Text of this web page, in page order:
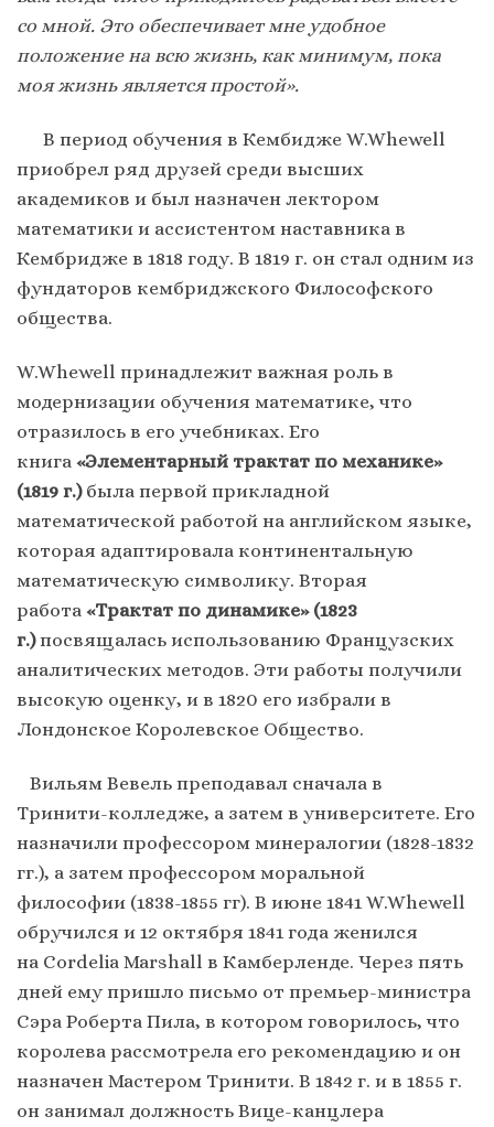
со мной. Это обеспечивает мне удобное
положение на всю жизнь, как минимум, пока
моя жизнь является простой».
В период обучения в Кембидже W.Whewell
приобрел ряд друзей среди высших
академиков и был назначен лектором
математики и ассистентом наставника в
Кембридже в 1818 году. В 1819 г. он стал одним из
фундаторов кембриджского Философского
общества.
W.Whewell принадлежит важная роль в
модернизации обучения математике, что
отразилось в его учебниках. Его
книга «Элементарный трактат по механике»
(1819 г.)была первой прикладной
математической работой на английском языке,
которая адаптировала континентальную
математическую символику. Вторая
работа «Трактат по динамике» (1823
г.)посвящалась использованию Французских
аналитических методов. Эти работы получили
высокую оценку, и в 1820 его избрали в
Лондонское Королевское Общество.
Вильям Вевель преподавал сначала в
Тринити-колледже, а затем в университете. Его
назначили профессором минералогии (1828-1832
гг.), а затем профессором моральной
философии (1838-1855 гг). В июне 1841 W.Whewell
обручился и 12 октября 1841 года женился
на Cordelia Marshall в Камберленде. Через пять
дней ему пришло письмо от премьер-министра
Сэра Роберта Пила, в котором говорилось, что
королева рассмотрела его рекомендацию и он
назначен Мастером Тринити. В 1842 г. и в 1855 г.
он занимал должность Вице-канцлера